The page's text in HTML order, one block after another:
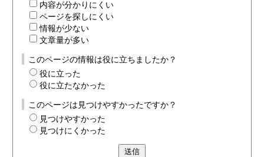
内容が分かりにくい
ページを探しにくい
情報が少ない
文章量が多い
このページの情報は役に立ちましたか？
役に立った
役に立たなかった
このページは見つけやすかったですか？
見つけやすかった
見つけにくかった
送信